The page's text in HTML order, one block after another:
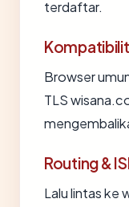
terdaftar.
Browser
TLS
Routing &
Lalu lintas ke